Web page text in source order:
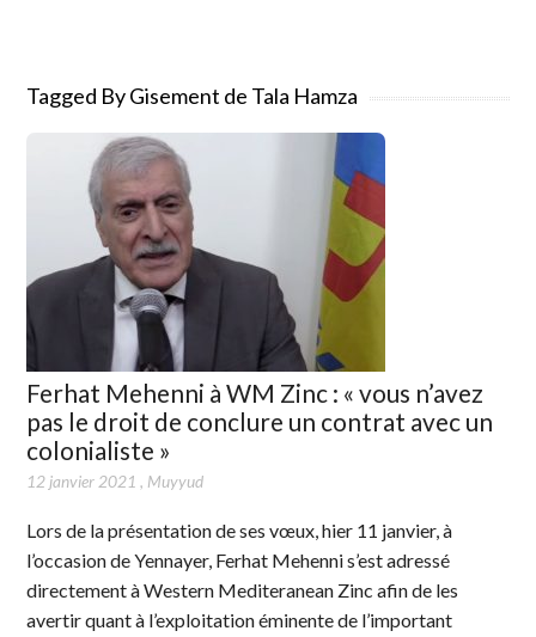
Tagged By Gisement de Tala Hamza
Ferhat Mehenni à WM Zinc : « vous n’avez
pas le droit de conclure un contrat avec un
colonialiste »
12 janvier 2021 , Muyyud
Lors de la présentation de ses vœux, hier 11 janvier, à
l’occasion de Yennayer, Ferhat Mehenni s’est adressé
directement à Western Mediteranean Zinc afin de les
avertir quant à l’exploitation éminente de l’important